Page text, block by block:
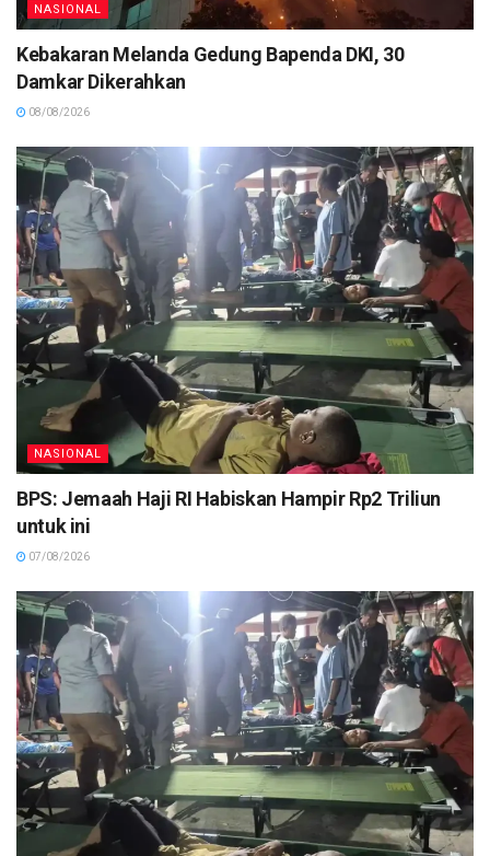
NASIONAL
Kebakaran Melanda Gedung Bapenda DKI, 30
Damkar Dikerahkan
08/08/2026
NASIONAL
BPS: Jemaah Haji RI Habiskan Hampir Rp2 Triliun
untuk ini
07/08/2026